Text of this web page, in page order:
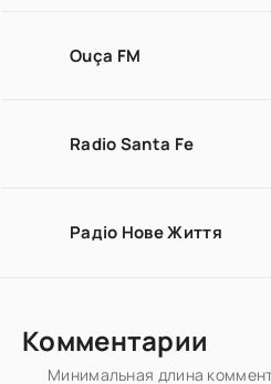
Ouça FM
Radio Santa Fe
Радiо Нове Життя
Комментарии
Минимальная длина